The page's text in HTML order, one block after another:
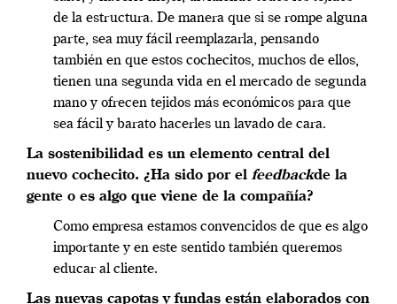
de la estructura. De manera que si se rompe alguna
parte, sea muy fácil reemplazarla, pensando
también en que estos cochecitos, muchos de ellos,
tienen una segunda vida en el mercado de segunda
mano y ofrecen tejidos más económicos para que
sea fácil y barato hacerles un lavado de cara.
La sostenibilidad es un elemento central del
nuevo cochecito. ¿Ha sido por el feedbackde la
gente o es algo que viene de la compañía?
Como empresa estamos convencidos de que es algo
importante y en este sentido también queremos
educar al cliente.
Las nuevas capotas y fundas están elaborados con